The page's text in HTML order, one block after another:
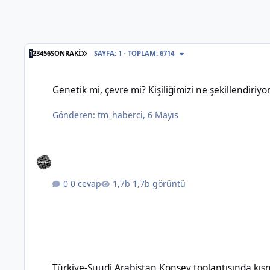
123456SONRAKI SON SAYFA
SAYFA: 1 - TOPLAM: 6714
Genetik mi, çevre mi? Kişiliğimizi ne
Gönderen:tm_haberci,6 Mayıs
0 cevap 1,7b görüntü